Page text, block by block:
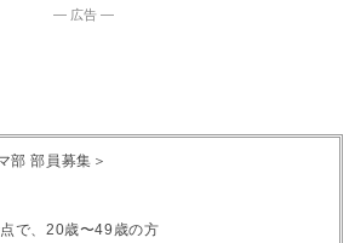
― 広告 ―
部 部員募集＞
で、20歳〜49歳の方